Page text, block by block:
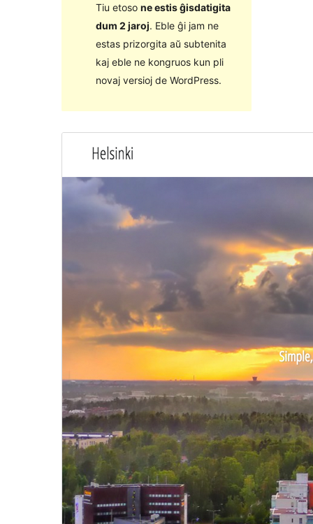
Tiu etoso ne estis ĝisdatigita
dum 2 jaroj. Eble ĝi jam ne
estas prizorgita aŭ subtenita
kaj eble ne kongruos kun pli
novaj versioj de WordPress.